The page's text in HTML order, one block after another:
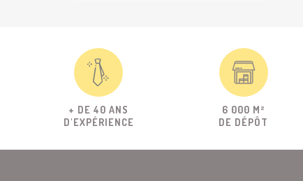
+ DE 40 ANS
D'EXPÉRIENCE
6 000 M²
DE DÉPÔT